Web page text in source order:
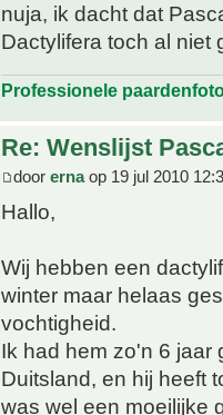
nuja, ik dacht dat
Dactylifera toch al niet
Professionele
Re: Wenslijst
door ernaop 19 jul 2010
Hallo,
Wij hebben een
winter maar helaas
vochtigheid.
Ik had hem zo'n 6 jaar
Duitsland, en hij heeft
was wel een moeilijke